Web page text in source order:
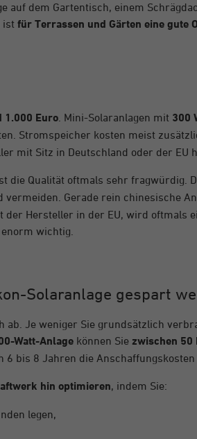
auf dem Gartentisch, einem
ist für Terrassen und Gärten eine gute
1.000 Euro . Mini-Solaranlagen mit 300
Stromspeicher kosten meist
mit Sitz in Deutschland oder der EU
die Qualität oftmals sehr fragwürdig.
vermeiden. Gerade rein chinesische
Hersteller in der EU, wird oftmals
wichtig.
Solaranlage gespart
Je weniger Sie grundsätzlich
Watt-Anlage können Sie zwischen 50
6 bis 8 Jahren die
hin optimieren, indem Sie:
legen,